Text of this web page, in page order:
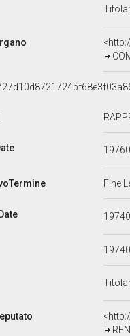
Fine